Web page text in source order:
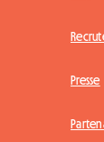
Presse